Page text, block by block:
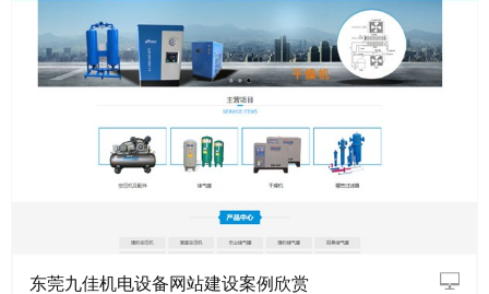
东莞九佳机电设备网站建设案例欣赏